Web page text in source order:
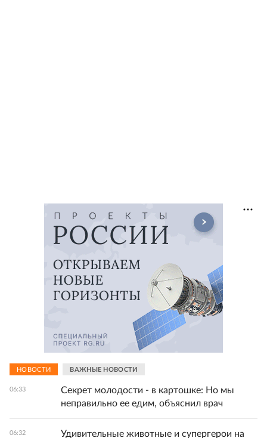
НОВОСТИ ВАЖНЫЕ НОВОСТИ
06:33
Секрет молодости - в картошке: Но мы
неправильно ее едим, объяснил врач
06:32 Удивительные животные и супергерои на